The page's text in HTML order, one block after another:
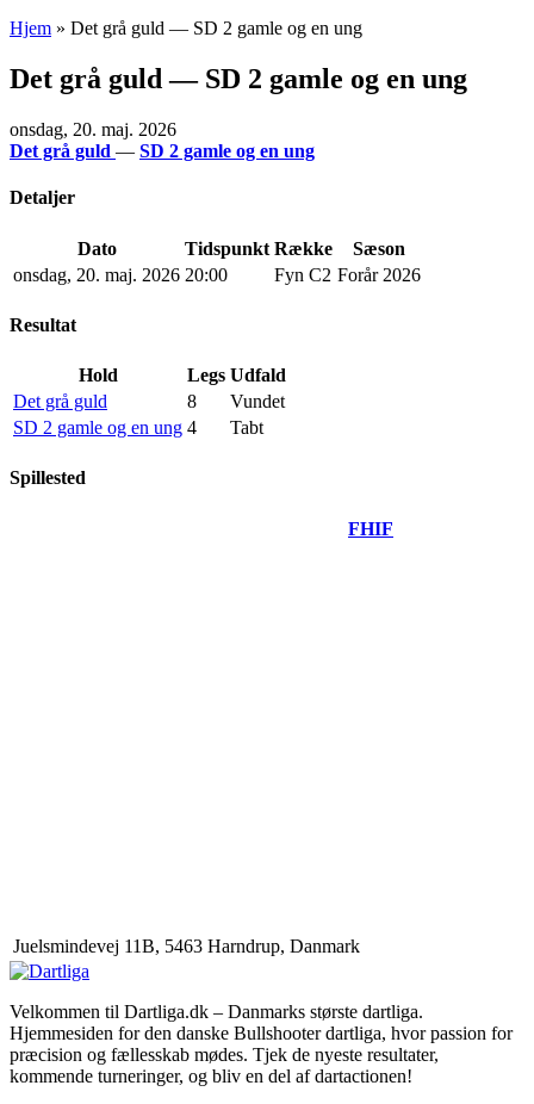
Hjem » Det grå guld — SD 2 gamle og en ung
Det grå guld — SD 2 gamle og en ung
onsdag, 20. maj. 2026
Det grå guld — SD 2 gamle og en ung
Detaljer
Dato Tidspunkt Række
Sæson
onsdag, 20. maj. 2026 20:00 Fyn C2 Forår 2026
Resultat
Hold Legs Udfald
Det grå guld
8
Vundet
SD 2 gamle og en ung 4 Tabt
Spillested
FHIF
Juelsmindevej 11B, 5463 Harndrup, Danmark
Velkommen til Dartliga.dk – Danmarks største dartliga.
Hjemmesiden for den danske Bullshooter dartliga, hvor passion for
præcision og fællesskab mødes. Tjek de nyeste resultater,
kommende turneringer, og bliv en del af dartactionen!